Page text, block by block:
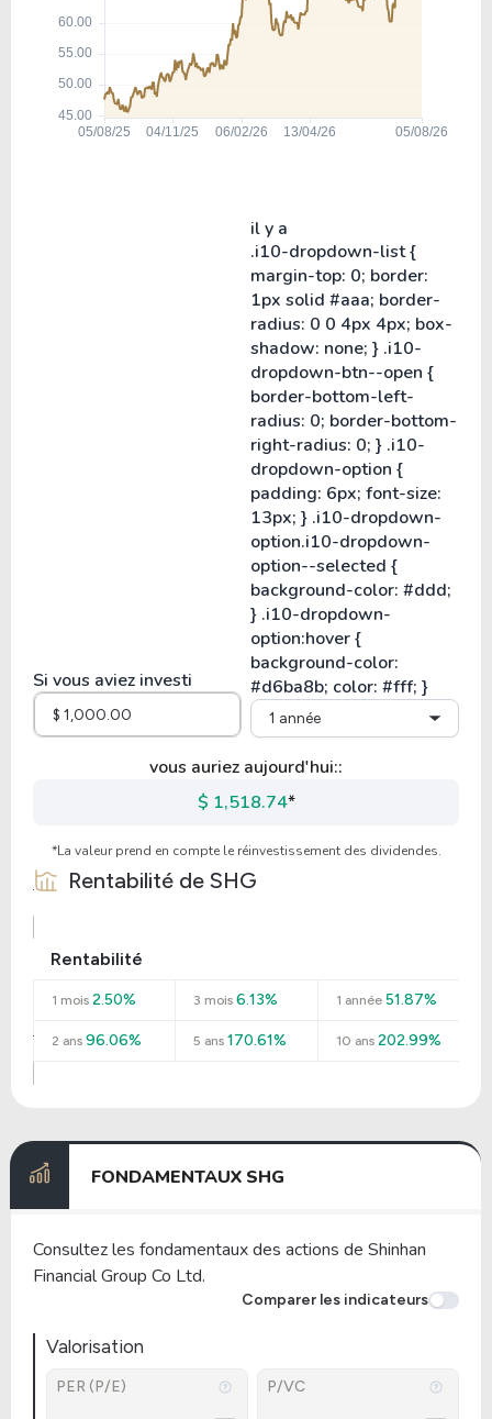
Si vous aviez investi
il y a
1 année
vous auriez aujourd'hui::
$ 1,518.74*
*La valeur prend en compte le réinvestissement des dividendes.
Rentabilité de SHG
Rentabilité
1 mois 2.50% 3 mois 6.13% 1 année51.87%
2 ans 96.06% 5 ans 170.61% 10 ans202.99%
FONDAMENTAUX SHG
Consultez les fondamentaux des actions de Shinhan
Financial Group Co Ltd.
Comparer les indicateurs
Valorisation
PER (P/E) P/VC